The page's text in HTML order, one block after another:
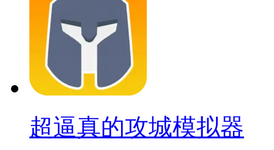
超逼真的攻城模拟器